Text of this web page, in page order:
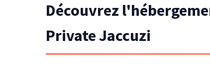
Découvrez
Private Jaccuzi